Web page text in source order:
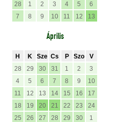
28
1 2 3 4 5
6
7
8 9 10 11 12 13
Április
H K Sze Cs P Szo
V
28
29 30 31 1 2
3
4
5 6 7 8 9
10
11
12 13 14 15 16
17
18
19 20 21 22 23
24
25
26 27 28 29 30
1